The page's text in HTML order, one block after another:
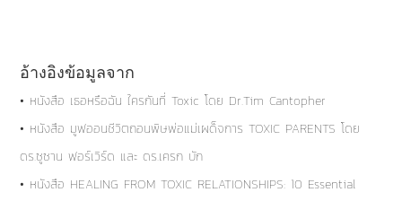
อ้างอิงข้อมูลจาก
• หนังสือ เธอหรือฉัน ใครกันที่ Toxic โดย Dr.Tim Cantopher
• หนังสือ มูฟออนชีวิตถอนพิษพ่อแม่เผด็จการ TOXIC PARENTS โดย
ดร.ซูซาน ฟอร์เวิร์ด และ ดร.เครก บัก
• หนังสือ HEALING FROM TOXIC RELATIONSHIPS: 10 Essential